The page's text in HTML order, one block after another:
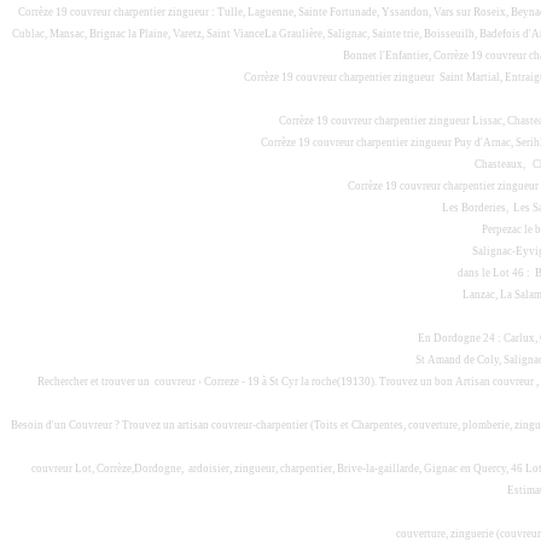
Corrèze 19 couvreur charpentier zingueur : Tulle, Laguenne, Sainte Fortunade, Yssandon, Vars sur Roseix,
Cublac, Mansac, Brignac la Plaine, Varetz, Saint VianceLa Graulière, Salignac, Sainte trie, Boisseuilh, Badefois
Bonnet l'Enfantier, Corrèze 19 couvreur
Corrèze 19 couvreur charpentier zingueur Saint Martial,
Corrèze 19 couvreur charpentier zingueur Lissac,
Corrèze 19 couvreur charpentier zingueur Puy d'Arnac,
Chasteaux,
Corrèze 19 couvreur charpentier zingueur
Les Borderies, Les
Perpezac le
Salignac-
dans le Lot 46 :
Lanzac, La
En Dordogne 24 :
St Amand de Coly,
Rechercher et trouver un couvreur › Correze - 19 à St Cyr la roche(19130). Trouvez un bon Artisan
Besoin d'un Couvreur ? Trouvez un artisan couvreur-charpentier (Toits et Charpentes, couverture, plomberie,
couvreur Lot, Corrèze,Dordogne, ardoisier, zingueur, charpentier, Brive-la-gaillarde, Gignac en Quercy,
couverture, zinguerie